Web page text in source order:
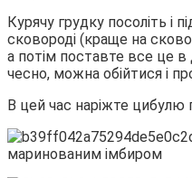
Курячу грудку посоліть і
сковороді (краще на
а потім поставте все це
чесно, можна обійтися і
В цей час наріжте цибулю